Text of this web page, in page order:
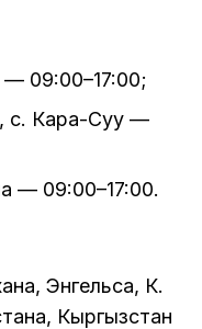
09:00–17:00;
с. Кара-Суу —
— 09:00–17:00.
Энгельса, К.
Кыргызстан